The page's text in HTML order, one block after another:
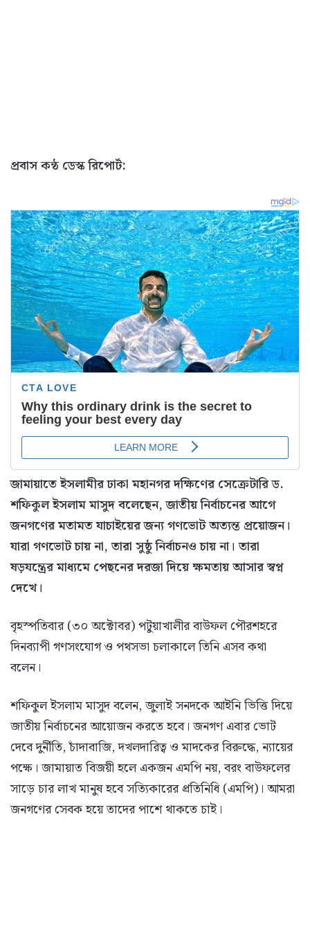
প্রবাস কন্ঠ ডেস্ক রিপোর্ট:
জামায়াতে ইসলামীর ঢাকা মহানগর দক্ষিণের সেক্রেটারি ড.
শফিকুল ইসলাম মাসুদ বলেছেন, জাতীয় নির্বাচনের আগে
জনগণের মতামত যাচাইয়ের জন্য গণভোট অত্যন্ত প্রয়োজন।
যারা গণভোট চায় না, তারা সুষ্ঠু নির্বাচনও চায় না। তারা
ষড়যন্ত্রের মাধ্যমে পেছনের দরজা দিয়ে ক্ষমতায় আসার স্বপ্ন
দেখে।
বৃহস্পতিবার (৩০ অক্টোবর) পটুয়াখালীর বাউফল পৌরশহরে
দিনব্যাপী গণসংযোগ ও পথসভা চলাকালে তিনি এসব কথা
বলেন।
শফিকুল ইসলাম মাসুদ বলেন, জুলাই সনদকে আইনি ভিত্তি দিয়ে
জাতীয় নির্বাচনের আয়োজন করতে হবে। জনগণ এবার ভোট
দেবে দুর্নীতি, চাঁদাবাজি, দখলদারিত্ব ও মাদকের বিরুদ্ধে, ন্যায়ের
পক্ষে। জামায়াত বিজয়ী হলে একজন এমপি নয়, বরং বাউফলের
সাড়ে চার লাখ মানুষ হবে সত্যিকারের প্রতিনিধি (এমপি)। আমরা
জনগণের সেবক হয়ে তাদের পাশে থাকতে চাই।